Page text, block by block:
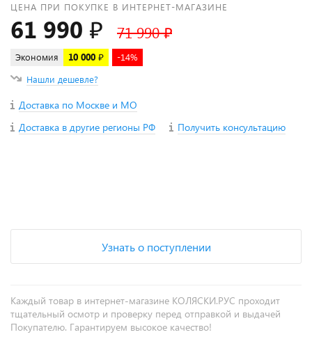
ЦЕНА ПРИ ПОКУПКЕ В ИНТЕРНЕТ-МАГАЗИНЕ
61 990 ₽ 71 990 ₽
Экономия 10 000 ₽
-14%
Нашли дешевле?
Доставка по Москве и МО
Доставка в другие регионы РФ
Получить консультацию
Узнать о поступлении
Каждый товар в интернет-магазине КОЛЯСКИ.РУС проходит
тщательный осмотр и проверку перед отправкой и выдачей
Покупателю. Гарантируем высокое качество!